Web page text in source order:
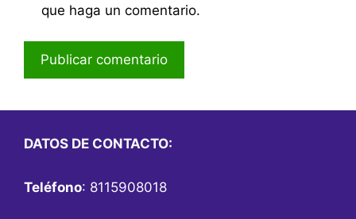
que haga un comentario.
DATOS DE CONTACTO:
Teléfono: 8115908018